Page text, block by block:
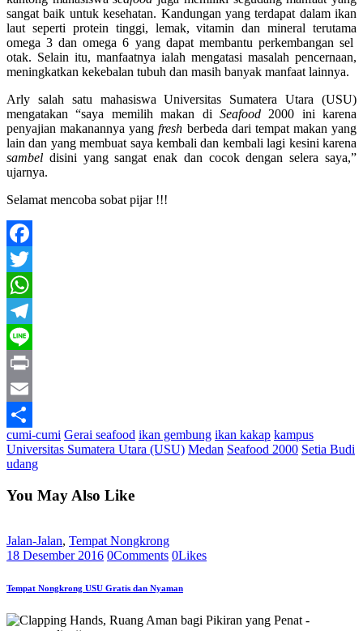
sangat baik untuk kesehatan. Kandungan yang terdapat dalam ikan
laut seperti protein tinggi, lemak, vitamin dan mineral terutama
omega 3 dan omega 6 yang dapat membantu perkembangan sel
otak. Selain itu, manfaatnya ialah mengatasi masalah pencernaan,
meningkatkan kekebalan tubuh dan masih banyak manfaat lainnya.
Arly salah satu mahasiswa Universitas Sumatera Utara (USU)
mengatakan “saya memilih makan di Seafood2000 ini karena
penyajian makanannya yangfresh berbeda dari tempat makan yang
lain dan yang membuat saya kembali dan kembali lagi kesini karena
sambel disini yang sangat enak dan cocok dengan selera saya,”
ujarnya.
Selamat mencoba sobat pijar !!!
Facebook
Twitter
WhatsApp
Telegram
Line
Print
Email
Share
cumi-cumi Gerai seafood ikan gembung ikan kakap kampus
Universitas Sumatera Utara (USU) Medan Seafood 2000 Setia Budi
udang
You May Also Like
Jalan-Jalan, Tempat Nongkrong
18 Desember 2016 0Comments 0Likes
Tempat Nongkrong USU Gratis dan Nyaman